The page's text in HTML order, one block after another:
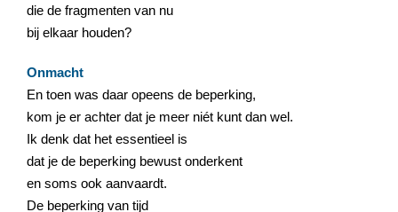
die de fragmenten van nu
bij elkaar houden?
Onmacht
En toen was daar opeens de beperking,
kom je er achter dat je meer niét kunt dan wel.
Ik denk dat het essentieel is
dat je de beperking bewust onderkent
en soms ook aanvaardt.
De beperking van tijd